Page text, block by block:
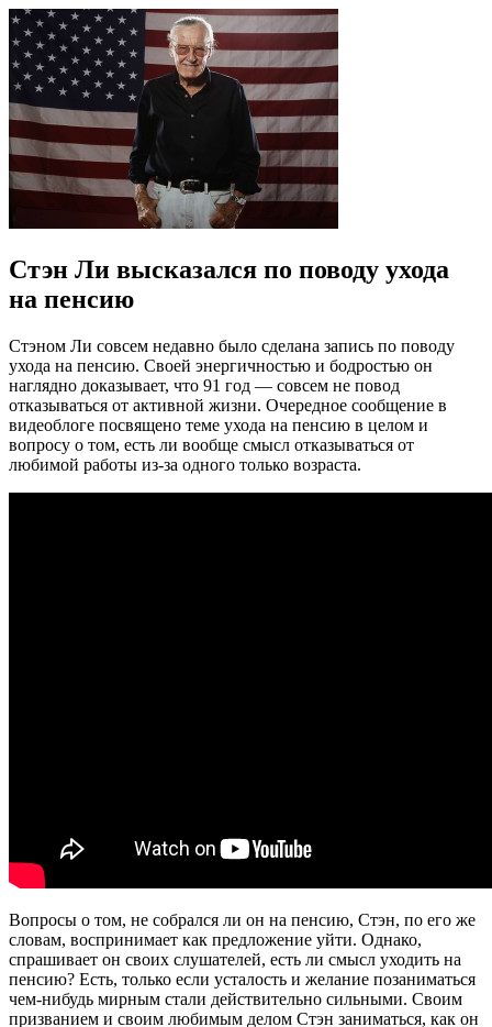
Стэн Ли высказался по поводу ухода
на пенсию
Стэном Ли совсем недавно было сделана запись по поводу
ухода на пенсию. Своей энергичностью и бодростью он
наглядно доказывает, что 91 год — совсем не повод
отказываться от активной жизни. Очередное сообщение в
видеоблоге посвящено теме ухода на пенсию в целом и
вопросу о том, есть ли вообще смысл отказываться от
любимой работы из-за одного только возраста.
Вопросы о том, не собрался ли он на пенсию, Стэн, по его же
словам, воспринимает как предложение уйти. Однако,
спрашивает он своих слушателей, есть ли смысл уходить на
пенсию? Есть, только если усталость и желание позаниматься
чем-нибудь мирным стали действительно сильными. Своим
призванием и своим любимым делом Стэн заниматься, как он